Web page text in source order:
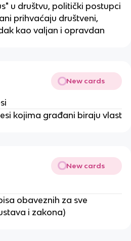
u društvu, politički postupci
prihvaćaju društveni,
kao valjan i opravdan
New cards
kojima građani biraju vlast
New cards
obaveznih za sve
i zakona)